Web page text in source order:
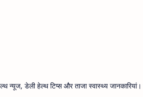
न्यूज, डेली हेल्थ टिप्स और ताजा स्वास्थ्य